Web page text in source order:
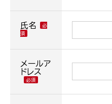
氏名
メールア
ドレス